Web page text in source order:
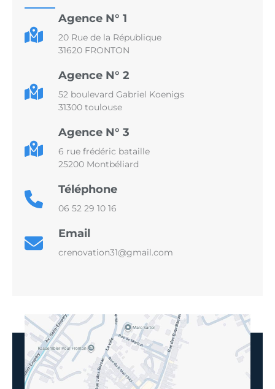
Agence N° 1
20 Rue de la République
31620 FRONTON
Agence N° 2
52 boulevard Gabriel Koenigs
31300 toulouse
Agence N° 3
6 rue frédéric bataille
25200 Montbéliard
Téléphone
06 52 29 10 16
Email
crenovation31@gmail.com